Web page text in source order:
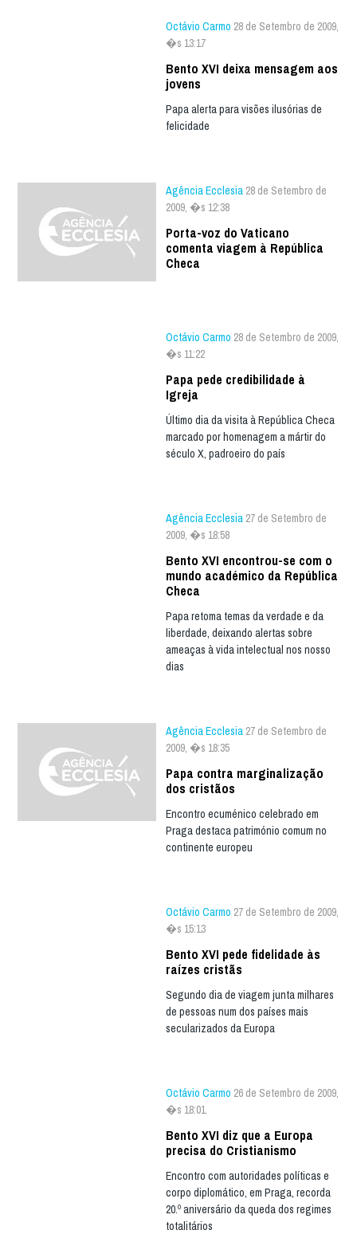
Octávio Carmo 28 de Setembro de 2009,
�s 13:17
Bento XVI deixa mensagem aos
jovens
Papa alerta para visões ilusórias de
felicidade
Agência Ecclesia 28 de Setembro de
2009, �s 12:38
Porta-voz do Vaticano
comenta viagem à República
Checa
Octávio Carmo 28 de Setembro de 2009,
�s 11:22
Papa pede credibilidade à
Igreja
Último dia da visita à República Checa
marcado por homenagem a mártir do
século X, padroeiro do país
Agência Ecclesia 27 de Setembro de
2009, �s 18:58
Bento XVI encontrou-se com o
mundo académico da República
Checa
Papa retoma temas da verdade e da
liberdade, deixando alertas sobre
ameaças à vida intelectual nos nosso
dias
Agência Ecclesia 27 de Setembro de
2009, �s 18:35
Papa contra marginalização
dos cristãos
Encontro ecuménico celebrado em
Praga destaca património comum no
continente europeu
Octávio Carmo 27 de Setembro de 2009,
�s 15:13
Bento XVI pede fidelidade às
raízes cristãs
Segundo dia de viagem junta milhares
de pessoas num dos países mais
secularizados da Europa
Octávio Carmo 26 de Setembro de 2009,
�s 18:01
Bento XVI diz que a Europa
precisa do Cristianismo
Encontro com autoridades políticas e
corpo diplomático, em Praga, recorda
20.º aniversário da queda dos regimes
totalitários